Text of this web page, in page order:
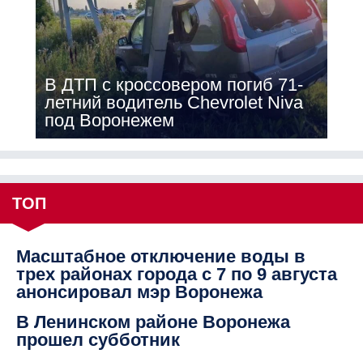
В ДТП с кроссовером погиб 71-
летний водитель Chevrolet Niva
под Воронежем
ТОП
Масштабное отключение воды в
трех районах города с 7 по 9 августа
анонсировал мэр Воронежа
В Ленинском районе Воронежа
прошел субботник